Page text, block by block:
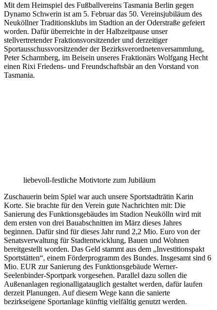
Mit dem Heimspiel des Fußballvereins Tasmania Berlin gegen
Dynamo Schwerin ist am 5. Februar das 50. Vereinsjubiläum des
Neuköllner Traditionsklubs im Stadtion an der Oderstraße gefeiert
worden. Dafür überreichte in der Halbzeitpause unser
stellvertretender Fraktionsvorsitzender und derzeitiger
Sportausschussvorsitzender der Bezirksverordnetenversammlung,
Peter Scharmberg, im Beisein unseres Fraktionärs Wolfgang Hecht
einen Rixi Friedens- und Freundschaftsbär an den Vorstand von
Tasmania.
liebevoll-festliche Motivtorte zum Jubiläum
Zuschauerin beim Spiel war auch unsere Sportstadträtin Karin
Korte. Sie brachte für den Verein gute Nachrichten mit: Die
Sanierung des Funktionsgebäudes im Stadion Neukölln wird mit
dem ersten von drei Bauabschnitten im März dieses Jahres
beginnen. Dafür sind für dieses Jahr rund 2,2 Mio. Euro von der
Senatsverwaltung für Stadtentwicklung, Bauen und Wohnen
bereitgestellt worden. Das Geld stammt aus dem „Investitionspakt
Sportstätten“, einem Förderprogramm des Bundes. Insgesamt sind 6
Mio. EUR zur Sanierung des Funktionsgebäude Werner-
Seelenbinder-Sportpark vorgesehen. Parallel dazu sollen die
Außenanlagen regionalligatauglich gestaltet werden, dafür laufen
derzeit Planungen. Auf diesem Wege kann die sanierte
bezirkseigene Sportanlage künftig vielfältig genutzt werden.